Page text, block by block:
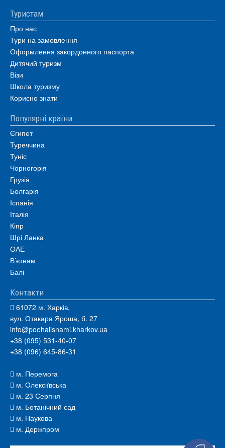
Туристам
Про нас
Тури на замовлення
Оформлення закордонного паспорта
Дитячий туризм
Візи
Школа туризму
Корисно знати
Популярні країни
Єгипет
Туреччина
Туніс
Чорногорія
Грузія
Болгарія
Іспанія
Італія
Кіпр
Шрі Ланка
ОАЕ
В’єтнам
Балі
Контакти
61072 м. Харків,
вул. Отакара Яроша, б. 27
info@poehalisnami.kharkov.ua
+38 (095) 531-40-07
+38 (096) 645-86-31
м. Перемога
м. Олексіївська
м. 23 Серпня
м. Ботанічний сад
м. Наукова
м. Держпром